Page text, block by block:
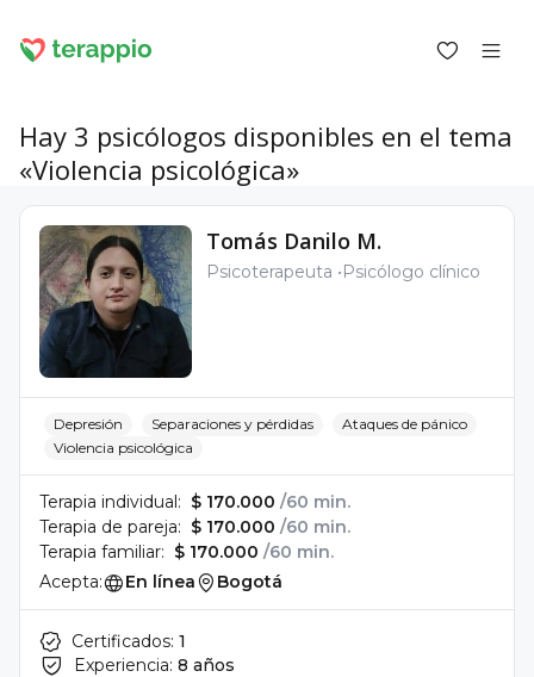
Iniciar sesión como psicólogo
Servicios
Blog
Foro
Para los psicólogos
Sobre terappio
Preguntas y respuestas
office@terappio.com
Hay 3 psicólogos disponibles en el tema
«Violencia psicológica»
Tomás Danilo M.
Psicoterapeuta Psicólogo clínico
Depresión Separaciones y pérdidas
Ataques de pánico
Violencia psicológica
Terapia individual: $ 170.000 /60 min.
Terapia de pareja: $ 170.000 /60 min.
Terapia familiar: $ 170.000 /60 min.
Acepta:
En línea Bogotá
Certificados: 1
Experiencia: 8 años